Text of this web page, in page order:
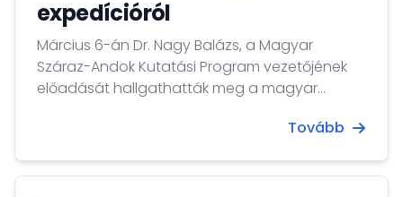
expedícióról
Március 6-án Dr. Nagy Balázs, a Magyar
Száraz-Andok Kutatási Program vezetőjének
előadását hallgathatták meg a magyar
Tovább